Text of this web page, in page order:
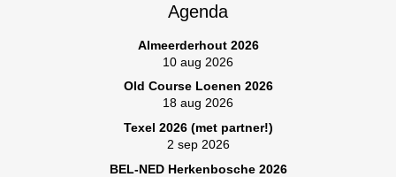
Agenda
Almeerderhout 2026
10 aug 2026
Old Course Loenen 2026
18 aug 2026
Texel 2026 (met partner!)
2 sep 2026
BEL-NED Herkenbosche 2026